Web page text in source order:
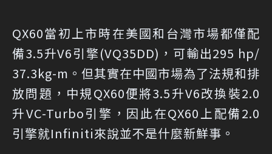
QX60當初上市時在美國和台灣市場都僅配
備3.5升V6引擎(VQ35DD)，可輸出295 hp/
37.3kg-m。但其實在中國市場為了法規和排
放問題，中規QX60便將3.5升V6改換裝2.0
升VC-Turbo引擎，因此在QX60上配備2.0
引擎就Infiniti來說並不是什麼新鮮事。